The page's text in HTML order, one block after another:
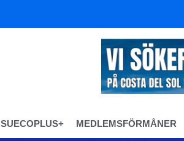
SUECOPLUS+ MEDLEMSFÖRMÅNER